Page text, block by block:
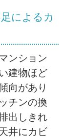
によるカ
ンション
建物ほど
向があり
チンの換
出しきれ
井にカビ